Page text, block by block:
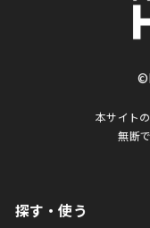
本サイト
無断
探す・使う